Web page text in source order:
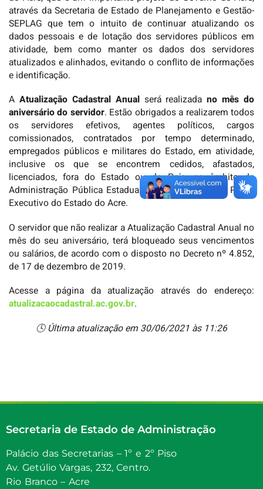
através da Secretaria de Estado de Planejamento e Gestão-
SEPLAG que tem o intuito de continuar atualizando os
dados pessoais e de lotação dos servidores públicos em
atividade, bem como manter os dados dos servidores
atualizados e alinhados, evitando o conflito de informações
e identificação.
A Atualização Cadastral Anualserá realizadano mês do
aniversário do servidor. Estão obrigados a realizarem todos
os servidores efetivos, agentes políticos, cargos
comissionados, contratados por tempo determinado,
empregados públicos e militares do Estado, em atividade,
inclusive os que se encontrem cedidos, afastados,
licenciados, fora do Estado ou do País, no âmbito da
Administração Pública Estadual Direta e Indireta do Poder
Executivo do Estado do Acre.
O servidor que não realizar a Atualização Cadastral Anual no
mês do seu aniversário, terá bloqueado seus vencimentos
ou salários, de acordo com o disposto no Decreto nº 4.852,
de 17 de dezembro de 2019.
Acesse a página da atualização através do endereço:
atualizacaocadastral.ac.gov.br.
🕓 Última atualização em 30/06/2021 às 11:26
Secretaria de Estado de Administração
Palácio das Secretarias – 1º e 2º Piso
Av. Getúlio Vargas, 232, Centro.
Rio Branco – Acre